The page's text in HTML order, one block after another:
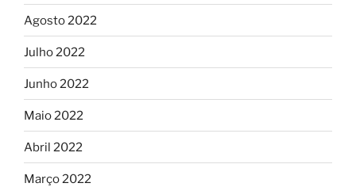
Agosto 2022
Julho 2022
Junho 2022
Maio 2022
Abril 2022
Março 2022